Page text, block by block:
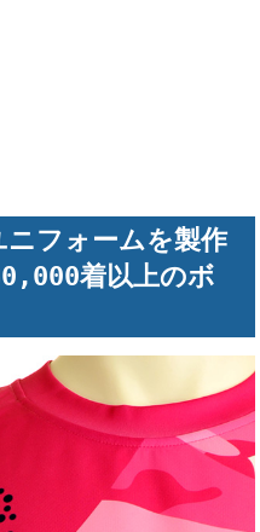
フォームを製作
着以上のボ